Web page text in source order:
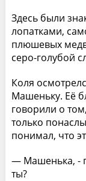
Здесь были
лопатками,
плюшевых
серо-голубой
Коля
Машеньку. Её
говорили о
только
понимал, что
— Машенька, -
ты?